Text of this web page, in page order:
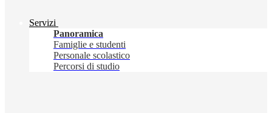
Servizi
Panoramica
Famiglie e studenti
Personale scolastico
Percorsi di studio